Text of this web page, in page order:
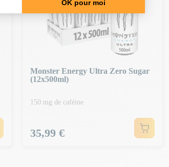
Monster Energy Ultra Zero Sugar
(12x500ml)
150 mg de caféine
Prix
35,99 €